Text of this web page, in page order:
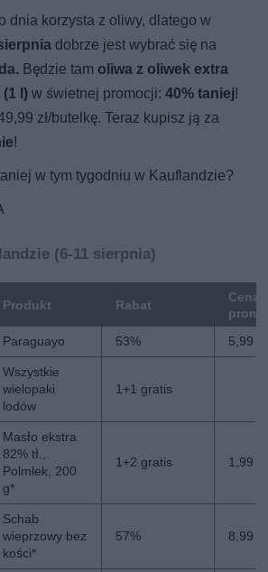
dnia korzysta z oliwy, dlatego w
dobrze jest wybrać się na
Będzie tam oliwa z oliwek extra
l) w świetnej promocji:40% taniej!
zł/butelkę. Teraz kupisz ją za
!
w tym tygodniu w Kauflandzie?
(6-11 sierpnia)
Produkt Rabat
Cena
Paraguayo 53% 5,99
Wszystkie
wielopaki
lodów
1+1 gratis
Masło ekstra
82% tł.,
Polmlek, 200
g*
1+2 gratis 1,99
Schab
wieprzowy bez
kości*
57% 8,99